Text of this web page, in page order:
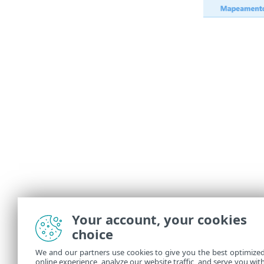
Your account, your cookies
choice
We and our partners use cookies to give you the best
online experience, analyze our website traffic, and serve you